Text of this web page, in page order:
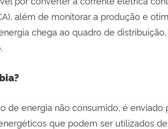
além de monitorar a produção e
chega ao quadro de
de energia não consumido, é enviado
que podem ser utilizados